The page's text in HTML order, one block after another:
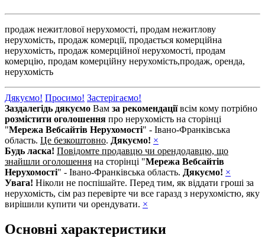
продаж нежитлової нерухомості, продам нежитлову
нерухомість, продаж комерції, продається комерційна
нерухомість, продаж комерційної нерухомості, продам
комерцію, продам комерційну нерухомість,продаж, оренда,
нерухомість
Дякуємо! Просимо! Застерігаємо!
Заздалегідь дякуємо Вам за рекомендаціївсім кому потрібно
розмістити оголошення про нерухомість на сторінці
"Мережа Вебсайтів Нерухомості" - Івано-Франківська
область. Це безкоштовно. Дякуємо! ×
Будь ласка! Повідомте продавцю чи орендодавцю, що
знайшли оголошення на сторінці "Мережа Вебсайтів
Нерухомості" - Івано-Франківська область. Дякуємо! ×
Увага! Ніколи не поспішайте. Перед тим, як віддати гроші за
нерухомість, сім раз перевірте чи все гаразд з нерухомістю, яку
вирішили купити чи орендувати. ×
Основні характеристики